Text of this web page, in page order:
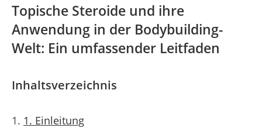
Topische Steroide und ihre
Anwendung in der Bodybuilding-
Welt: Ein umfassender Leitfaden
Inhaltsverzeichnis
1. Einleitung